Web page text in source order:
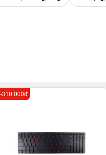
-310.000đ